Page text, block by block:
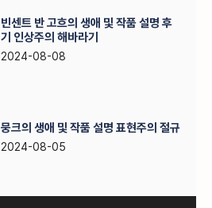
빈센트 반 고흐의 생애 및 작품 설명 후
기 인상주의 해바라기
2024-08-08
뭉크의 생애 및 작품 설명 표현주의 절규
2024-08-05